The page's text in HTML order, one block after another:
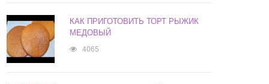
КАК ПРИГОТОВИТЬ ТОРТ РЫЖИК
МЕДОВЫЙ
4065